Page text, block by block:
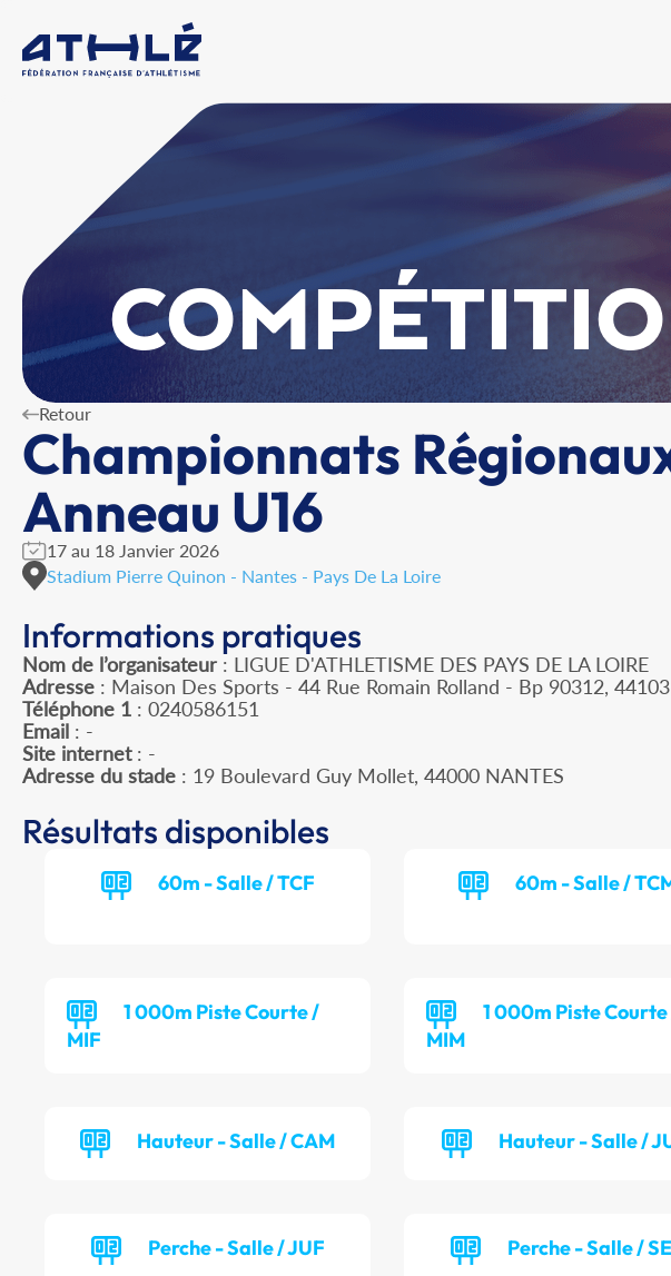
Retour
Championnats
Anneau U16
17 au 18 Janvier 2026
Stadium Pierre Quinon - Nantes - Pays De La Loire
Informations pratiques
Nom de l’organisateur : LIGUE D'ATHLETISME DES PAYS DE LA LOIRE
Adresse : Maison Des Sports - 44 Rue Romain Rolland - Bp 90312,
Téléphone 1 : 0240586151
Email : -
Site internet: -
Adresse du stade : 19 Boulevard Guy Mollet, 44000 NANTES
Résultats disponibles
60m - Salle / TCF 60m - Salle /
1 000m Piste Courte /
MIF
1 000m Piste
MIM
Hauteur - Salle / CAM Hauteur - Salle /
Perche - Salle / JUF Perche - Salle /